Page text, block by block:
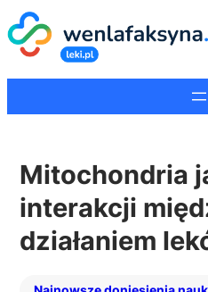
Mitochondria
interakcji
działaniem